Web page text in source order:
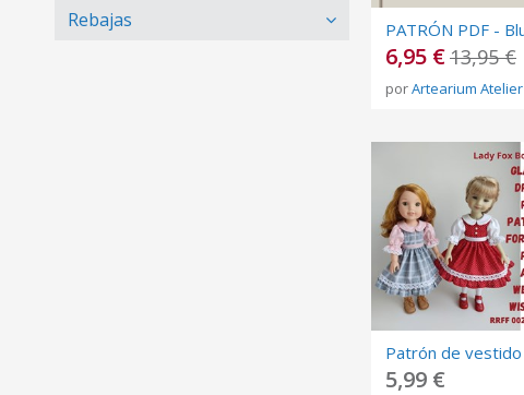
Rebajas
6,95 €13,95 €
porArtearium Atelier
5,99 €